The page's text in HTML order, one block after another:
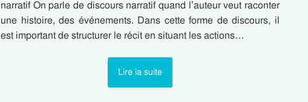
narratif On parle de discours narratif quand l’auteur veut raconter
une histoire, des événements. Dans cette forme de discours, il
est important de structurer le récit en situant les actions…
Lire la suite